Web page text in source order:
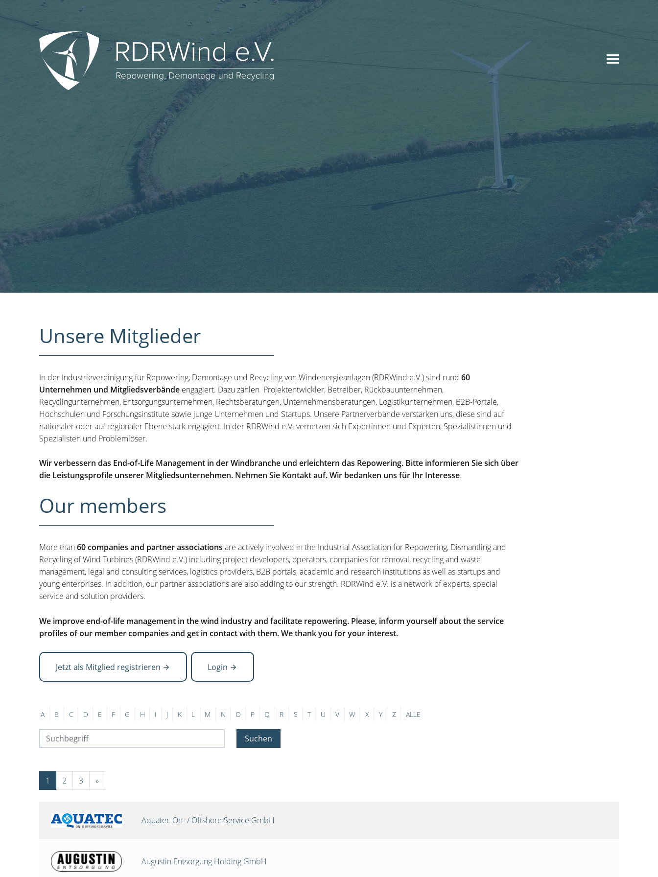
Unsere Mitglieder
In der Industrievereinigung für Repowering, Demontage und Recycling von Windenergieanlagen (RDRWind e.V.) sind rund 60
Unternehmen und Mitgliedsverbände engagiert. Dazu zählen Projektentwickler, Betreiber, Rückbauunternehmen,
Recyclingunternehmen, Entsorgungsunternehmen, Rechtsberatungen, Unternehmensberatungen, Logistikunternehmen, B2B-Portale,
Hochschulen und Forschungsinstitute sowie junge Unternehmen und Startups. Unsere Partnerverbände verstärken uns, diese sind auf
nationaler oder auf regionaler Ebene stark engagiert. In der RDRWind e.V. vernetzen sich Expertinnen und Experten, Spezialistinnen und
Spezialisten und Problemlöser.
Wir verbessern das End-of-Life Management in der Windbranche und erleichtern das Repowering. Bitte informieren Sie sich über
die Leistungsprofile unserer Mitgliedsunternehmen. Nehmen Sie Kontakt auf. Wir bedanken uns für Ihr Interesse.
Our members
More than60 companies and partner associations are actively involved in the Industrial Association for Repowering, Dismantling and
Recycling of Wind Turbines (RDRWind e.V.) including project developers, operators, companies for removal, recycling and waste
management, legal and consulting services, logistics providers, B2B portals, academic and research institutions as well as startups and
young enterprises. In addition, our partner associations are also adding to our strength. RDRWind e.V. is a network of experts, special
service and solution providers.
We improve end-of-life management in the wind industry and facilitate repowering. Please, inform yourself about the service
profiles of our member companies and get in contact with them. We thank you for your interest.
Jetzt als Mitglied registrieren Login
A B C D E F G H I J K L M N O P Q R S T U V W X Y Z ALLE
Suchen
1 2 3 »
Aquatec On- / Offshore Service GmbH
Augustin Entsorgung Holding GmbH